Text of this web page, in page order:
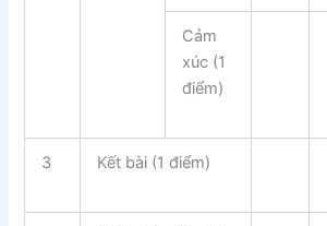
Cảm
xúc (1
điểm)
3 Kết bài (1 điểm)